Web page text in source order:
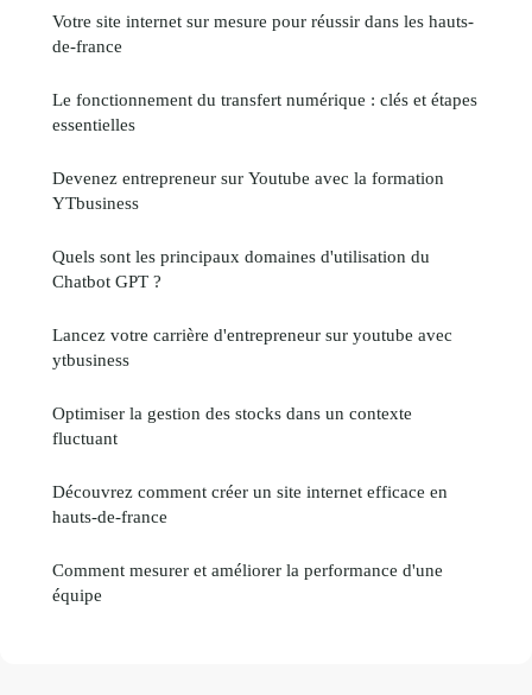
Votre site internet sur mesure pour réussir dans les hauts-
de-france
Le fonctionnement du transfert numérique : clés et étapes
essentielles
Devenez entrepreneur sur Youtube avec la formation
YTbusiness
Quels sont les principaux domaines d'utilisation du
Chatbot GPT ?
Lancez votre carrière d'entrepreneur sur youtube avec
ytbusiness
Optimiser la gestion des stocks dans un contexte
fluctuant
Découvrez comment créer un site internet efficace en
hauts-de-france
Comment mesurer et améliorer la performance d'une
équipe